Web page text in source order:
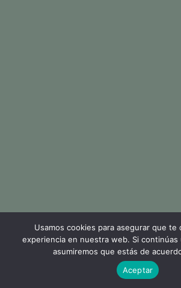
Usamos cookies para asegurar que te
experiencia en nuestra web. Si
asumiremos que estás de
Aceptar